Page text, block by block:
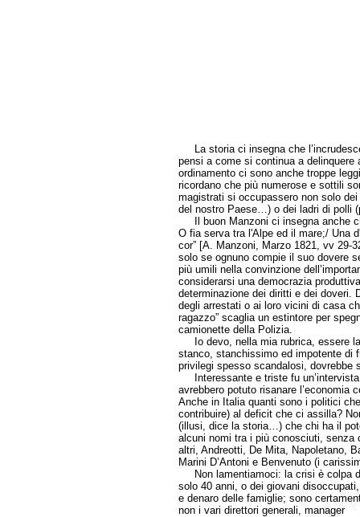
La storia ci insegna che
pensi a come si continua a
ordinamento ci sono anche troppe
ricordano che più numerose e sottili
magistrati si occupassero non solo
del nostro Paese…) o dei ladri di polli
Il buon Manzoni ci insegna anche
O fia serva tra l'Alpe ed il mare;/ Una
cor” [A. Manzoni, Marzo 1821, vv 29-
solo se ognuno compie il suo dovere
più umili nella convinzione
considerarsi una democrazia
determinazione dei diritti e dei doveri.
degli arrestati o ai loro vicini di casa
ragazzo” scaglia un estintore per
camionette della Polizia.
Io devo, nella mia rubrica, essere
stanco, stanchissimo ed impotente di
privilegi spesso scandalosi, dovrebbe
Interessante e triste fu
avrebbero potuto risanare
Anche in Italia quanti sono i politici
contribuire) al deficit che ci assilla?
(illusi, dice la storia…) che chi ha il
alcuni nomi tra i più conosciuti, senza
altri, Andreotti, De Mita, Napoletano,
Marini D’Antoni e Benvenuto (i
Non lamentiamoci: la crisi è colpa
solo 40 anni, o dei giovani
e denaro delle famiglie; sono
non i vari direttori generali, manager